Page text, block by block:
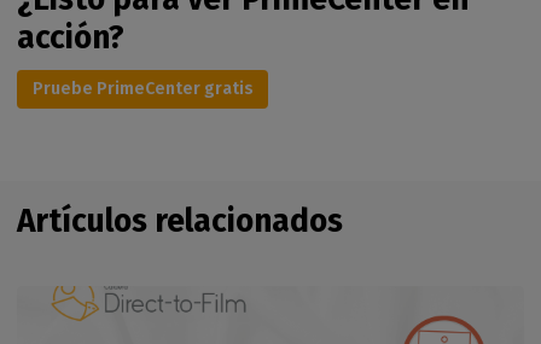
acción?
Pruebe PrimeCenter gratis
Artículos relacionados